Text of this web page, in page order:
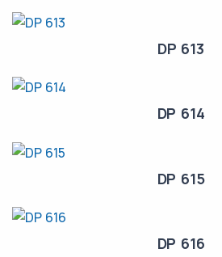
DP 613
DP 614
DP 615
DP 616